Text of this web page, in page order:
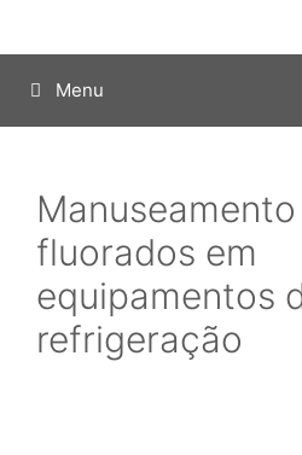
Menu
fluorados em
equipamentos
refrigeração